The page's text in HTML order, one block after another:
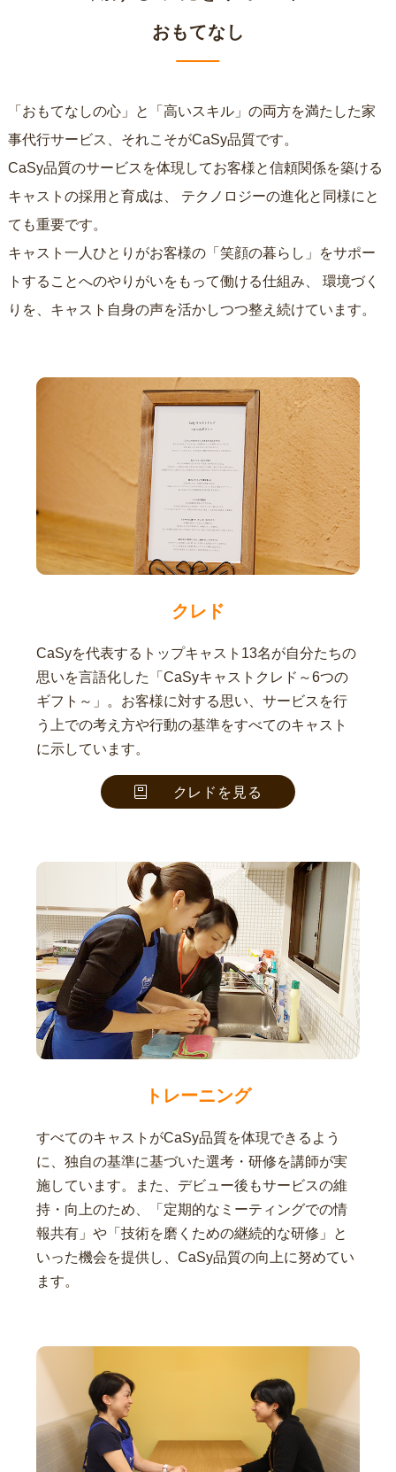
おもてなし
「おもてなしの心」と「高いスキル」の両方を満たした家
事代行サービス、それこそがCaSy品質です。
CaSy品質のサービスを体現してお客様と信頼関係を築ける
キャストの採用と育成は、
ても重要です。
キャスト一人ひとりがお客様の「笑顔の暮らし」をサポー
トすることへのやりがいをもって働ける仕組み、
りを、キャスト自身の声を活かしつつ整え続けています。
クレド
CaSyを代表するトップキャスト13名が自分たちの
思いを言語化した「CaSyキャストクレド～6つの
ギフト～」。お客様に対する思い、サービスを行
う上での考え方や行動の基準をすべてのキャスト
に示しています。
クレドを見る
トレーニング
すべてのキャストがCaSy品質を体現できるよう
に、独自の基準に基づいた選考・研修を講師が実
施しています。また、デビュー後もサービスの維
持・向上のため、「定期的なミーティングでの情
報共有」や「技術を磨くための継続的な研修」と
いった機会を提供し、CaSy品質の向上に努めてい
ます。